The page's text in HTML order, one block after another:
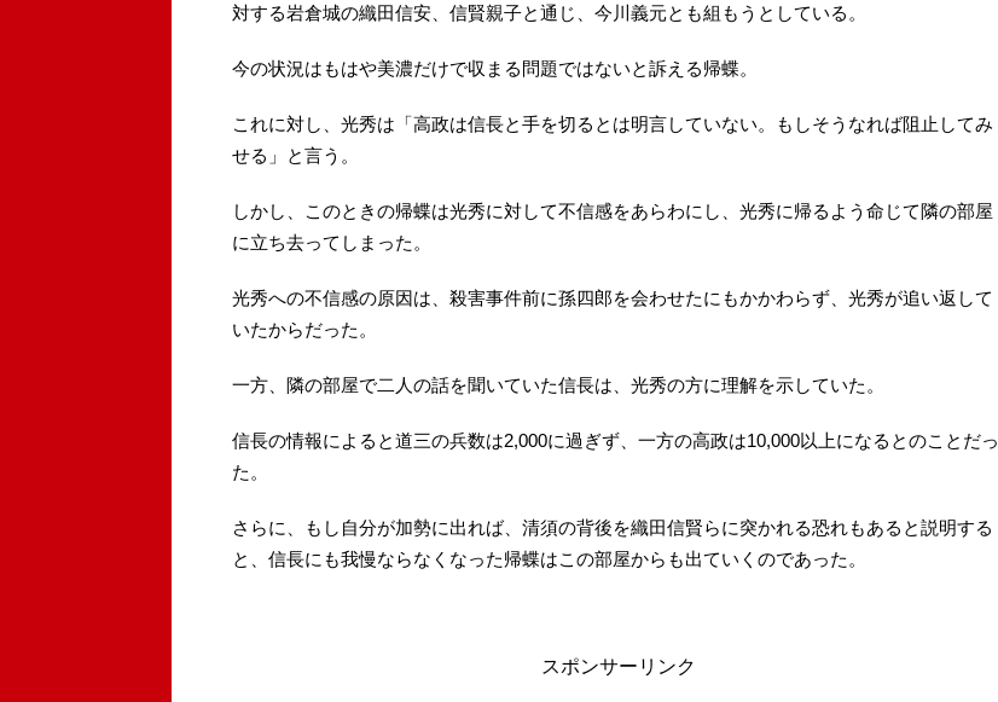
対する岩倉城の織田信安、信賢親子と通じ、今川義元とも組もうとしている。
今の状況はもはや美濃だけで収まる問題ではないと訴える帰蝶。
これに対し、光秀は「高政は信長と手を切るとは明言していない。もしそうなれば阻止してみ
せる」と言う。
しかし、このときの帰蝶は光秀に対して不信感をあらわにし、光秀に帰るよう命じて隣の部屋
に立ち去ってしまった。
光秀への不信感の原因は、殺害事件前に孫四郎を会わせたにもかかわらず、光秀が追い返して
いたからだった。
一方、隣の部屋で二人の話を聞いていた信長は、光秀の方に理解を示していた。
信長の情報によると道三の兵数は2,000に過ぎず、一方の高政は10,000以上になるとのことだっ
た。
さらに、もし自分が加勢に出れば、清須の背後を織田信賢らに突かれる恐れもあると説明する
と、信長にも我慢ならなくなった帰蝶はこの部屋からも出ていくのであった。
スポンサーリンク